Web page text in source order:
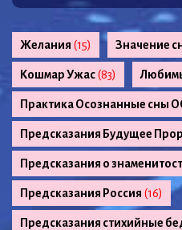
Желания (15) Значение
Кошмар Ужас(83)
Практика Осознанные сны
Предсказания Будущее
Предсказания о
Предсказания Россия (16)
Предсказания стихийные